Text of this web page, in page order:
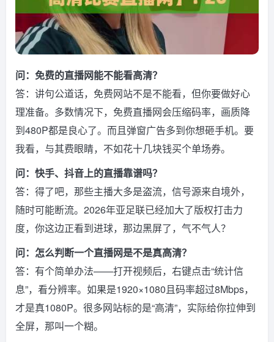
问：免费的直播网能不能看高清？
答：讲句公道话，免费网站不是不能看，但你要做好心
理准备。多数情况下，免费直播网会压缩码率，画质降
到480P都是良心了。而且弹窗广告多到你想砸手机。要
我看，与其费眼睛，不如花十几块钱买个单场券。
问：快手、抖音上的直播靠谱吗？
答：得了吧，那些主播大多是盗流，信号源来自境外，
随时可能断流。2026年亚足联已经加大了版权打击力
度，你这边正看到进球，那边黑屏了，气不气人？
问：怎么判断一个直播网是不是真高清？
答：有个简单办法——打开视频后，右键点击“统计信
息”，看分辨率。如果是1920×1080且码率超过8Mbps，
才是真1080P。很多网站标的是“高清”，实际给你拉伸到
全屏，那叫一个糊。